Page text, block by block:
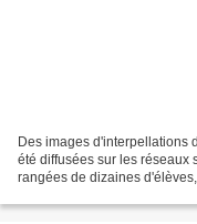
Des images d'interpellations
été diffusées sur les réseaux
rangées de dizaines